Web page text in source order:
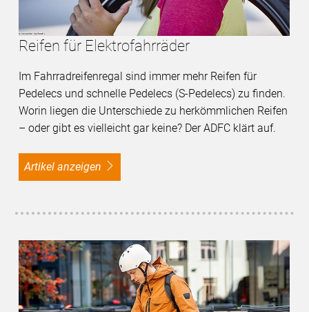
Reifen für Elektrofahrräder
Im Fahrradreifenregal sind immer mehr Reifen für
Pedelecs und schnelle Pedelecs (S-Pedelecs) zu finden.
Worin liegen die Unterschiede zu herkömmlichen Reifen
– oder gibt es vielleicht gar keine? Der ADFC klärt auf.
Artikel anzeigen